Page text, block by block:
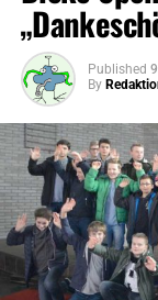
Published
By